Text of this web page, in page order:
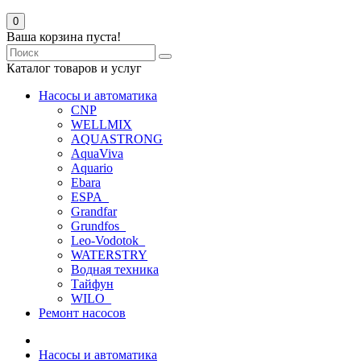
0
Ваша корзина пуста!
Каталог товаров и услуг
Насосы и автоматика
CNP
WELLMIX
AQUASTRONG
AquaViva
Aquario
Ebara
ESPA_
Grandfar
Grundfos_
Leo-Vodotok_
WATERSTRY
Водная техника
Тайфун
WILO_
Ремонт насосов
Насосы и автоматика